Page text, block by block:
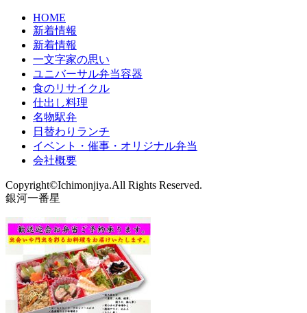
HOME
新着情報
新着情報
一文字家の思い
ユニバーサル弁当容器
食のリサイクル
仕出し料理
名物駅弁
日替わりランチ
イベント・催事・オリジナル弁当
会社概要
Copyright©Ichimonjiya.All Rights Reserved.
銀河一番星